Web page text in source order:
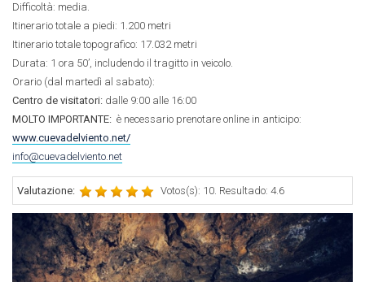
Difficoltà: media.
Itinerario totale a piedi: 1.200 metri
Itinerario totale topografico: 17.032 metri
Durata: 1 ora 50’, includendo il tragitto in veicolo.
Orario (dal martedì al sabato):
Centro de visitatori: dalle 9:00 alle 16:00
MOLTO IMPORTANTE: è necessario prenotare online in anticipo:
www.cuevadelviento.net/
info@cuevadelviento.net
Valutazione: Votos(s): 10. Resultado: 4.6